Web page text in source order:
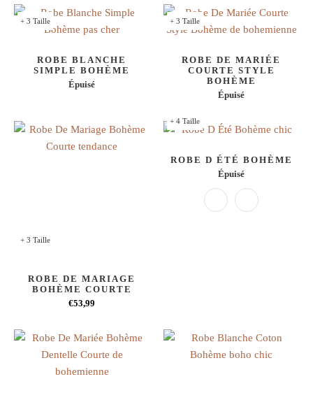
+ 3 Taille
ROBE BLANCHE
SIMPLE BOHÈME
Épuisé
+ 3 Taille
ROBE DE MARIÉE
COURTE STYLE
BOHÈME
Épuisé
+ 3 Taille
ROBE DE MARIAGE
BOHÈME COURTE
€53,99
+ 4 Taille
ROBE D ÉTÉ BOHÈME
Épuisé